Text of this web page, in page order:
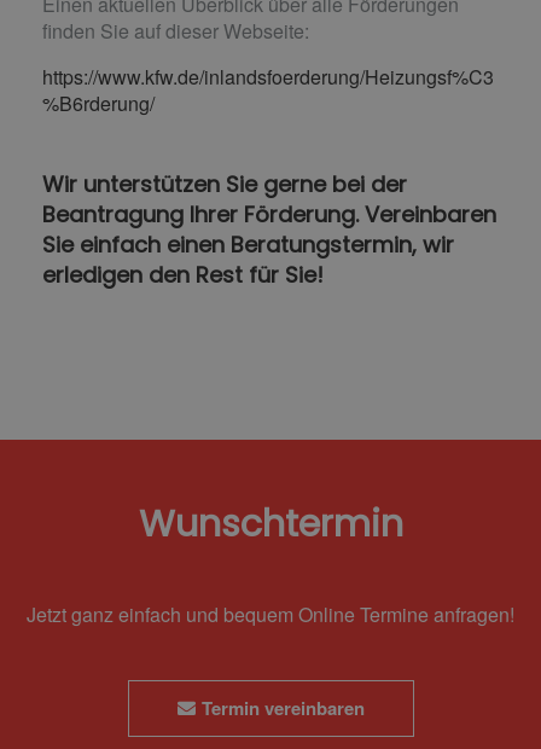
finden Sie auf dieser Webseite:
https://www.kfw.de/inlandsfoerderung/Heizungsf%C3
%B6rderung/
Wir unterstützen Sie gerne bei der
Beantragung Ihrer Förderung. Vereinbaren
Sie einfach einen Beratungstermin, wir
erledigen den Rest für Sie!
Wunschtermin
Jetzt ganz einfach und bequem Online Termine anfragen!
Termin vereinbaren